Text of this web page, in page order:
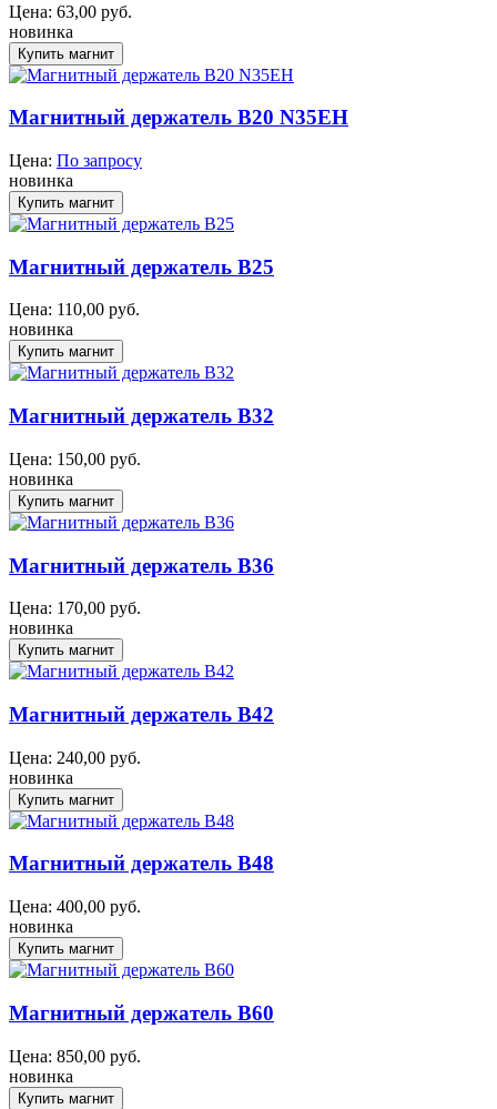
Цена: 63,00 руб.
новинка
Магнитный держатель B20 N35EH
Цена: По запросу
новинка
Магнитный держатель B25
Цена: 110,00 руб.
новинка
Магнитный держатель B32
Цена: 150,00 руб.
новинка
Магнитный держатель B36
Цена: 170,00 руб.
новинка
Магнитный держатель B42
Цена: 240,00 руб.
новинка
Магнитный держатель B48
Цена: 400,00 руб.
новинка
Магнитный держатель B60
Цена: 850,00 руб.
новинка